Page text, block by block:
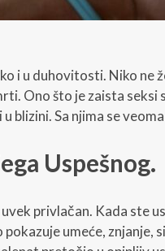
i u duhovitosti. Niko ne
Ono što je zaista seksi
blizini. Sa njima se
Uspešnog.
privlačan. Kada ste
umeće, znjanje,